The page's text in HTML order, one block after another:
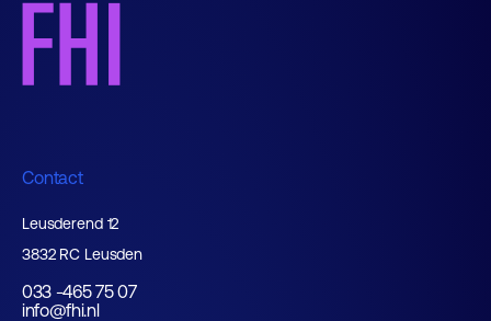
Contact
Leusderend 12
3832 RC Leusden
033 -465 75 07
info@fhi.nl